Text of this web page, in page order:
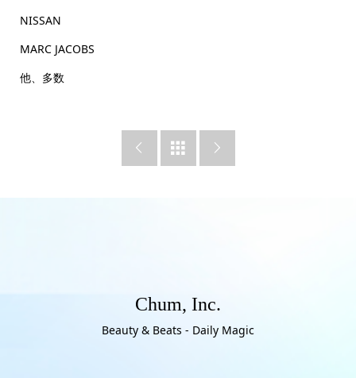
NISSAN
MARC JACOBS
他、多数
  
Chum, Inc.
Beauty & Beats - Daily Magic